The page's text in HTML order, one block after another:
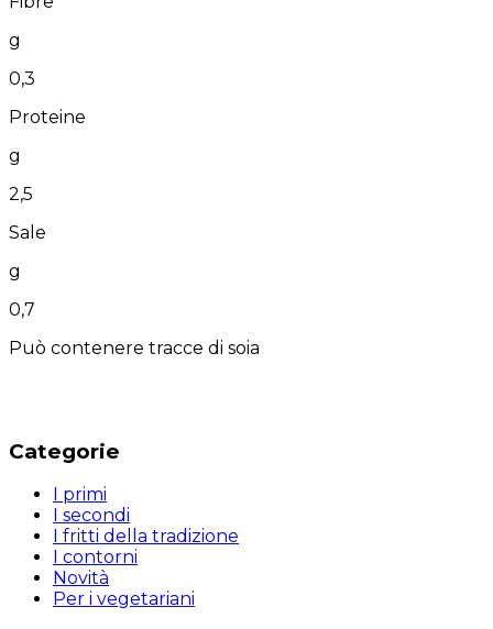
g
0,3
Proteine
g
2,5
Sale
g
0,7
Può contenere tracce di soia
Categorie
I primi
I secondi
I fritti della tradizione
I contorni
Novità
Per i vegetariani